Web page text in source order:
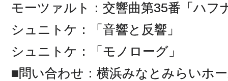
モーツァルト：交響曲第35番「ハフ
シュニトケ：「音響と反響」
シュニトケ：「モノローグ」
■問い合わせ：横浜みなとみらい